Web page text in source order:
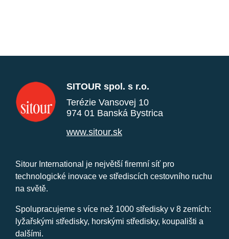
SITOUR spol. s r.o.
Terézie Vansovej 10
974 01 Banská Bystrica
www.sitour.sk
Sitour International je největší firemní síť pro
technologické inovace ve střediscích cestovního ruchu
na světě.
Spolupracujeme s více než 1000 středisky v 8 zemích:
lyžařskými středisky, horskými středisky, koupališti a
dalšími.